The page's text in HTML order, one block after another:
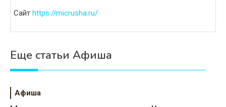
Сайт https://micrusha.ru/
Еще статьи Афиша
Афиша